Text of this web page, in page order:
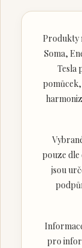
Produkty
Soma,
Tesla
pouze
jsou
pro